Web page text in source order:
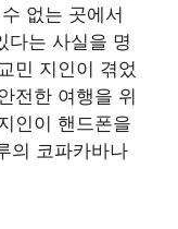
없는 곳에서
다는 사실을 명
민 지인이 겪었
전한 여행을 위
인이 핸드폰을
의 코파카바나